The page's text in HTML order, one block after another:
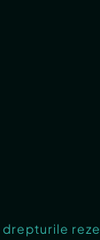
drepturile